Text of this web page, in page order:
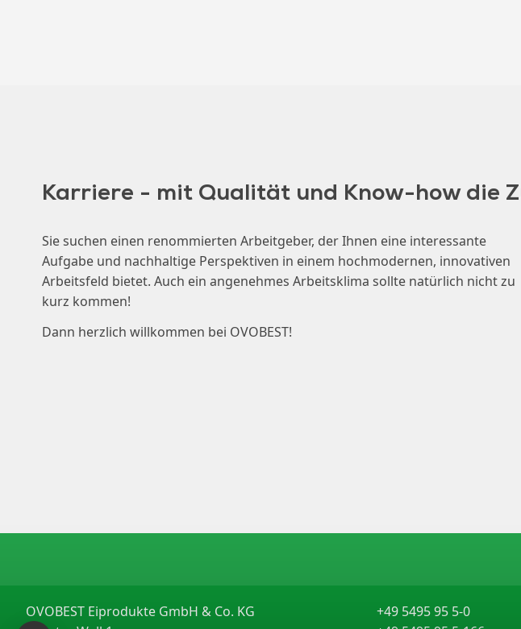
Karriere - mit Qualität und Know-how die
Sie suchen einen renommierten Arbeitgeber, der Ihnen eine interessante
Aufgabe und nachhaltige Perspektiven in einem hochmodernen, innovativen
Arbeitsfeld bietet. Auch ein angenehmes Arbeitsklima sollte natürlich nicht zu
kurz kommen!
Dann herzlich willkommen bei OVOBEST!
OVOBEST Eiprodukte GmbH & Co. KG
+49 5495 95 5-0